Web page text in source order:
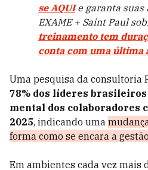
se AQUIe garanta suas
EXAME + Saint Paul
treinamento tem
conta com uma última
Uma pesquisa da consultoria
78% dos líderes brasileiros
mental dos colaboradores
2025, indicando uma
forma como se encara a
Em ambientes cada vez mais